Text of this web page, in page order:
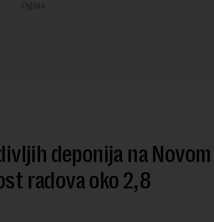
deponija na Novom
radova oko 2,8